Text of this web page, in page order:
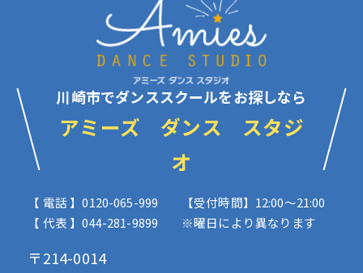
川崎市でダンススクールをお探しなら
アミーズ ダンス スタジ
オ
【 電話 】0120-065-999
【 代表 】044-281-9899
【受付時間】12:00〜21:00
※曜日により異なります
〒214-0014